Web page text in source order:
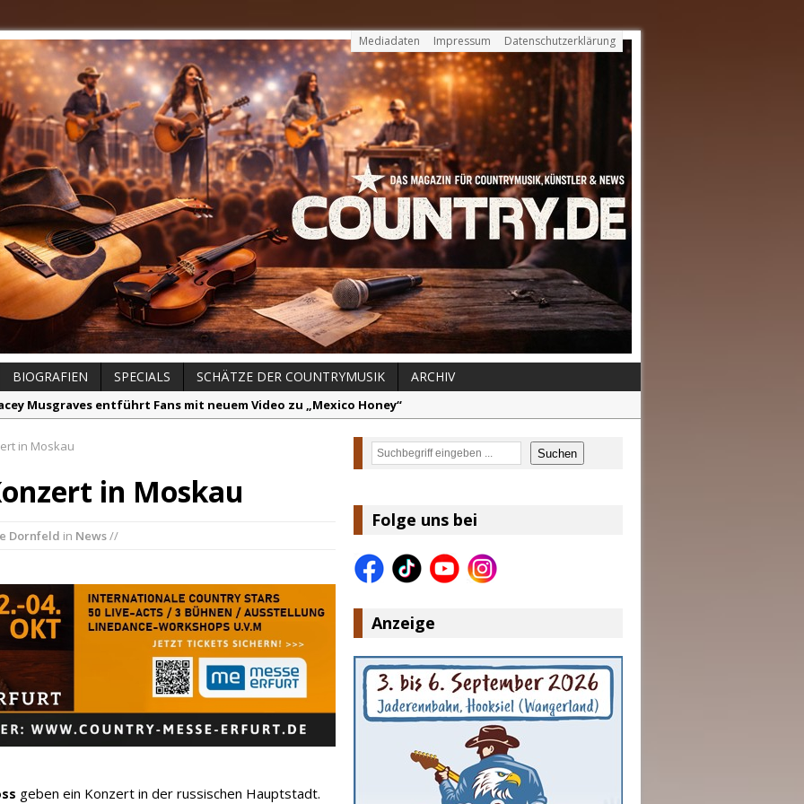
Mediadaten Impressum Datenschutzerklärung
BIOGRAFIEN SPECIALS SCHÄTZE DER COUNTRYMUSIK
ARCHIV
Musgraves entführt Fans mit neuem Video zu „Mexico Honey“
Music Hot News – 2. August 2026: Dolly Parton, Bill Anderson und Shaboozey im Fokus
Johnson & The Hollywood Hillbillies kündigen neues Album mit „Better Days Ahead“ an
für Euer Vertrauen: Country.de erreicht täglich rund 10.000 Leser
in Moskau
in Moskau
Dornfeld in News//
geben ein Konzert in der russischen Hauptstadt.
Suchen Suchen
Folge uns bei
Anzeige